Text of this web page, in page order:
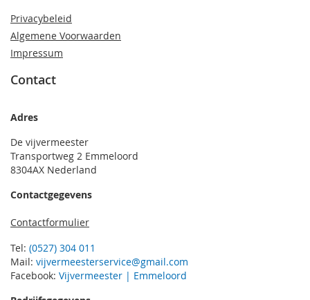
Privacybeleid
Algemene Voorwaarden
Impressum
Contact
Adres
De vijvermeester
Transportweg 2 Emmeloord
8304AX Nederland
Contactgegevens
Contactformulier
Tel: (0527) 304 011
Mail: vijvermeesterservice@gmail.com
Facebook: Vijvermeester | Emmeloord